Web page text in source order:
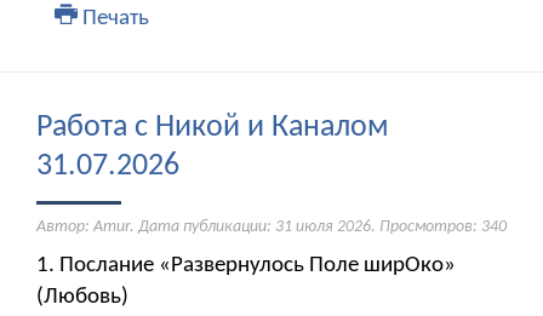
Печать
Работа с Никой и Каналом
31.07.2026
Автор: Amur. Дата публикации: 31 июля 2026. Просмотров: 340
1. Послание «Развернулось Поле ширОко»
(Любовь)